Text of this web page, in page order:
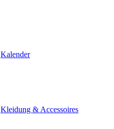
Kalender
Kleidung & Accessoires